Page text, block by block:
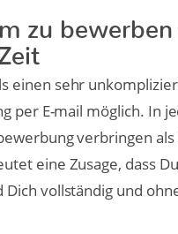
zu bewerben
einen sehr
per E-mail möglich. In
verbringen als
eine Zusage, dass
vollständig und